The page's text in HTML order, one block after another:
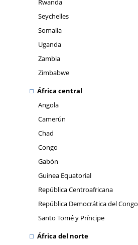
Rwanda
Seychelles
Somalia
Uganda
Zambia
Zimbabwe
África central
Angola
Camerún
Chad
Congo
Gabón
Guinea Equatorial
República Centroafricana
República Democrática del Congo
Santo Tomé y Príncipe
África del norte